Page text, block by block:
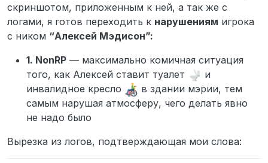
1:30 - 2:35 по мск.
Типок по приколу поставил в мэрии сортир
посреди холла и инвалидную коляску с другой
скриншотом, приложенным к ней, а так же с
логами, я готов переходить к нарушениям игрока
с ником “Алексей Мэдисон”:
1. NonRP — максимально комичная ситуация
того, как Алексей ставит туалет
и
инвалидное кресло
в здании мэрии, тем
самым нарушая атмосферу, чего делать явно
не надо было
Вырезка из логов, подтверждающая мои слова: